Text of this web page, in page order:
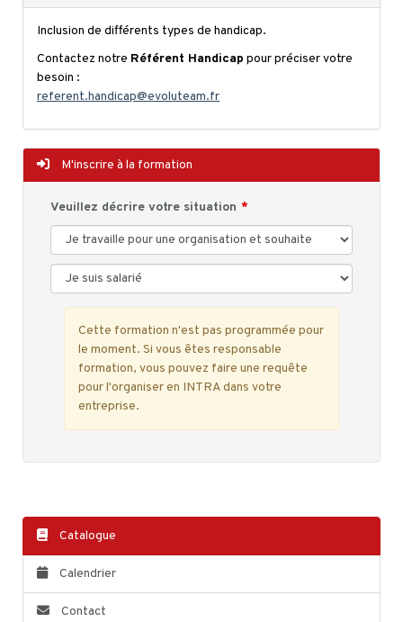
Inclusion de différents types de handicap.
Contactez notre Référent Handicap pour préciser votre
besoin :
referent.handicap@evoluteam.fr
M'inscrire à la formation
Veuillez décrire votre situation
Cette formation n'est pas programmée pour
le moment. Si vous êtes responsable
formation, vous pouvez faire une requête
pour l'organiser en INTRA dans votre
entreprise.
Catalogue
Calendrier
Contact